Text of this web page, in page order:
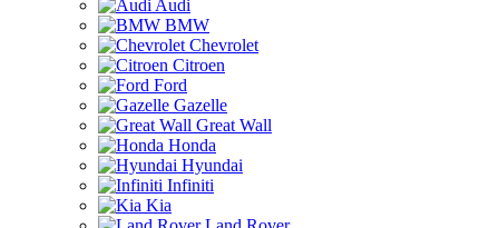
Audi
BMW
Chevrolet
Citroen
Ford
Gazelle
Great Wall
Honda
Hyundai
Infiniti
Kia